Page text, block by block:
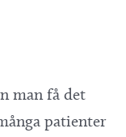
man få det
patienter